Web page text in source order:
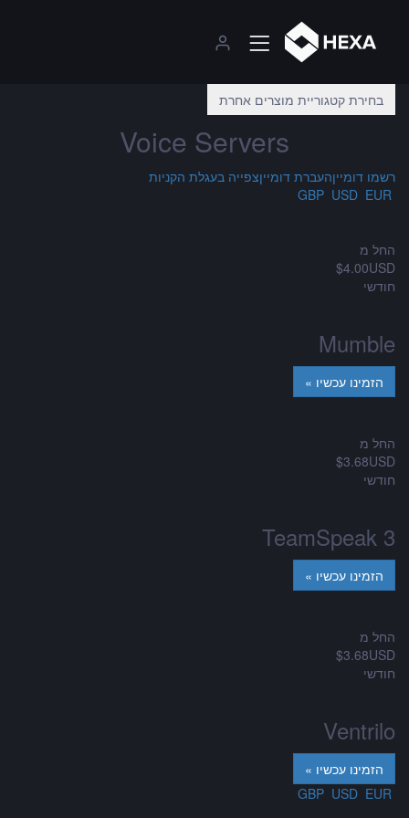
בחירת קטגוריית מוצרים אחרת
Voice Servers
רשמו דומייןהעברת דומייןצפייה בעגלת הקניות
USD EUR
החל מ
$4.00USD
חודשי
Mumble
החל מ
$3.68USD
חודשי
TeamSpeak 3
החל מ
$3.68USD
חודשי
Ventrilo
USD EUR